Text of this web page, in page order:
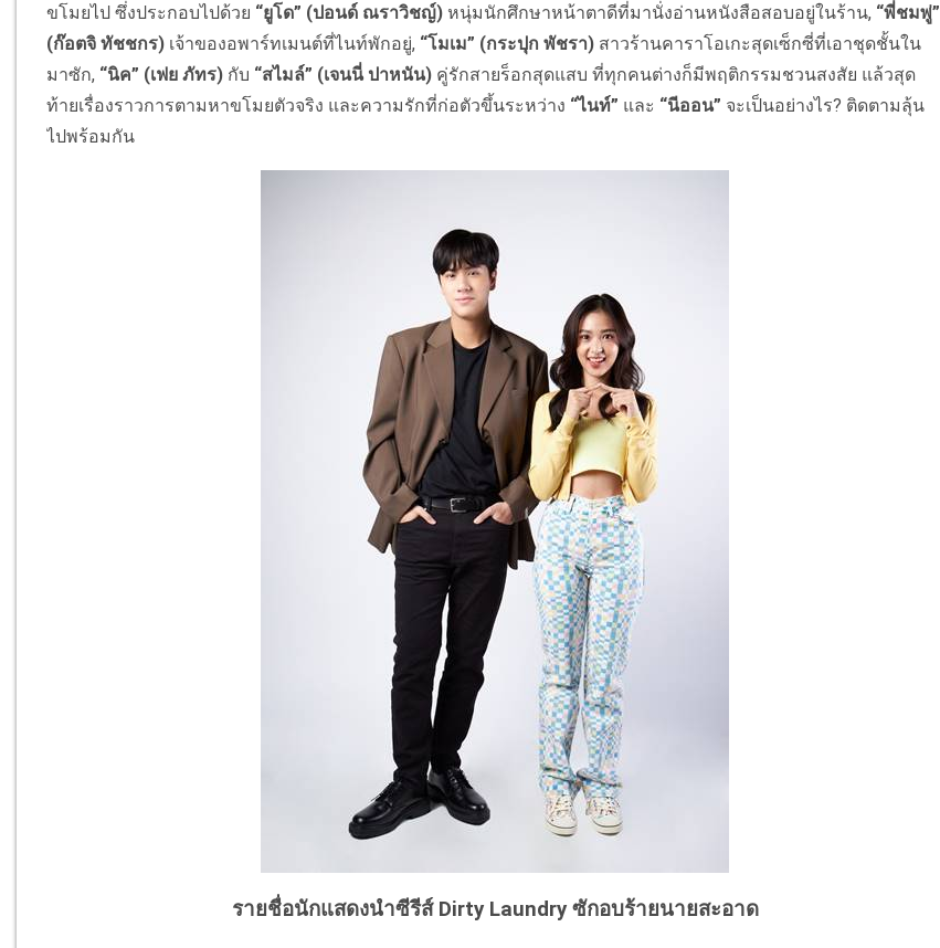
ขโมยไป ซึ่งประกอบไปด้วย “ยูโด” (ปอนด์ ณราวิชญ์) หนุ่มนักศึกษาหน้าตาดีที่มานั่งอ่านหนังสือสอบอยู่ในร้าน, “พี่ชมพู่”
(ก๊อตจิ ทัชชกร) เจ้าของอพาร์ทเมนต์ที่ไนท์พักอยู่, “โมเม” (กระปุก พัชรา) สาวร้านคาราโอเกะสุดเซ็กซี่ที่เอาชุดชั้นใน
มาซัก, “นิค” (เฟย ภัทร) กับ “สไมล์” (เจนนี่ ปาหนัน) คู่รักสายร็อกสุดแสบ ที่ทุกคนต่างก็มีพฤติกรรมชวนสงสัย แล้วสุด
ท้ายเรื่องราวการตามหาขโมยตัวจริง และความรักที่ก่อตัวขึ้นระหว่าง “ไนท์” และ “นีออน” จะเป็นอย่างไร? ติดตามลุ้น
ไปพร้อมกัน
รายชื่อนักแสดงนำซีรีส์ Dirty Laundry ซักอบร้ายนายสะอาด